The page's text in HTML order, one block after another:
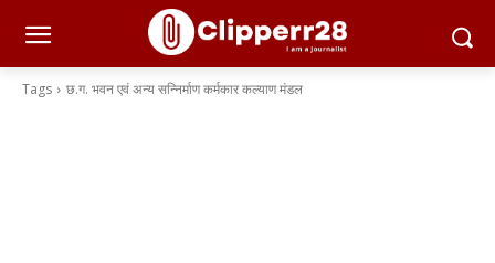
Tags छ.ग. भवन एवं अन्य सन्निर्माण कर्मकार कल्याण मंडल